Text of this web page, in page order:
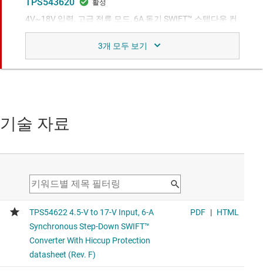
4V~18V 입력, 고급 전류 모드, 6A 동기 SWIFT™ 스텝다운 컨
버터
UVLO adjustable converter in a smaller package.
TPS543820
Higher efficiency converter for up to 8A output current
기술 자료